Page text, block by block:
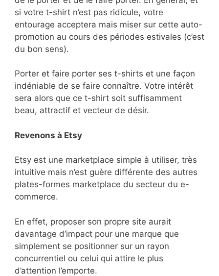
si votre t-shirt n’est pas ridicule, votre
entourage acceptera mais miser sur cette auto-
promotion au cours des périodes estivales (c’est
du bon sens).
Porter et faire porter ses t-shirts et une façon
indéniable de se faire connaître. Votre intérêt
sera alors que ce t-shirt soit suffisamment
beau, attractif et vecteur de désir.
Revenons à Etsy
Etsy est une marketplace simple à utiliser, très
intuitive mais n’est guère différente des autres
plates-formes marketplace du secteur du e-
commerce.
En effet, proposer son propre site aurait
davantage d’impact pour une marque que
simplement se positionner sur un rayon
concurrentiel ou celui qui attire le plus
d’attention l’emporte.